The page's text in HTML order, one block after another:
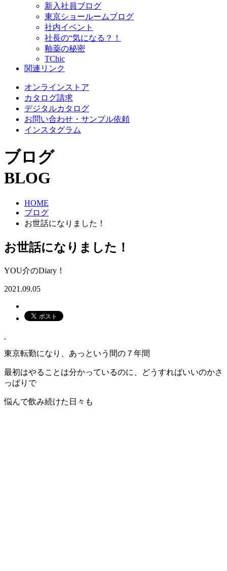
新入社員ブログ
東京ショールームブログ
社内イベント
社長の“気になる？！
釉薬の秘密
TChic
関連リンク
オンラインストア
カタログ請求
デジタルカタログ
お問い合わせ・サンプル依頼
インスタグラム
ブログ
BLOG
HOME
ブログ
お世話になりました！
お世話になりました！
YOU介のDiary！
2021.09.05
東京転勤になり、あっという間の７年間
最初はやることは分かっているのに、どうすればいいのかさ
っぱりで
悩んで飲み続けた日々も